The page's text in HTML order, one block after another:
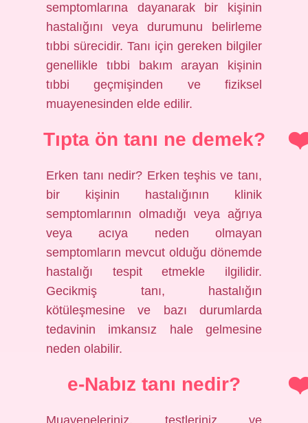
semptomlarına dayanarak bir kişinin
hastalığını veya durumunu belirleme
tıbbi sürecidir. Tanı için gereken bilgiler
genellikle tıbbi bakım arayan kişinin
tıbbi geçmişinden ve fiziksel
muayenesinden elde edilir.
Tıpta ön tanı ne demek?
Erken tanı nedir? Erken teşhis ve tanı,
bir kişinin hastalığının klinik
semptomlarının olmadığı veya ağrıya
veya acıya neden olmayan
semptomların mevcut olduğu dönemde
hastalığı tespit etmekle ilgilidir.
Gecikmiş tanı, hastalığın
kötüleşmesine ve bazı durumlarda
tedavinin imkansız hale gelmesine
neden olabilir.
e-Nabız tanı nedir?
Muayeneleriniz, testleriniz ve